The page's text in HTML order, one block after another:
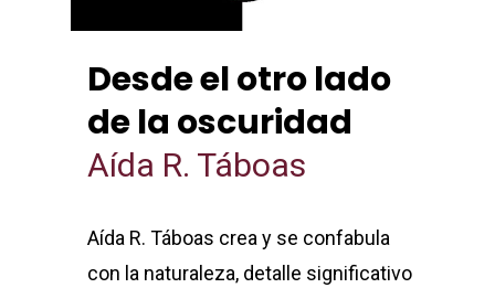
Desde el otro lado
de la oscuridad
Aída R. Táboas
Aída R. Táboas crea y se confabula
con la naturaleza, detalle significativo